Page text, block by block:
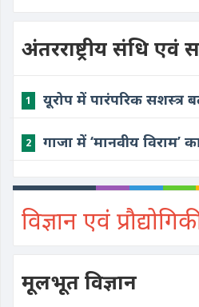
अंतरराष्ट्रीय संधि एवं
1 यूरोप में पारंपरिक सशस्त्र
2 गाजा में ‘मानवीय विराम’
विज्ञान एवं
मूलभूत विज्ञान